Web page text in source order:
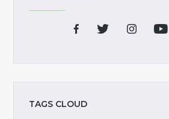
TAGS CLOUD